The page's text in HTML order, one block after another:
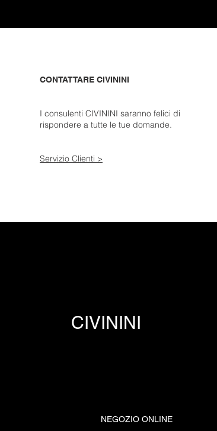
CONTATTARE CIVININI
I consulenti CIVININI saranno felici di
rispondere a tutte le tue domande.
Servizio Clienti >
CIVININI
NEGOZIO ONLINE